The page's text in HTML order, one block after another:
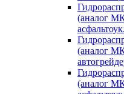
(аналог
(аналог
(аналог